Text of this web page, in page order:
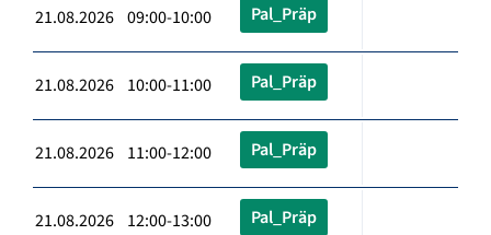
21.08.2026 09:00-10:00 Pal_Präp
21.08.2026 10:00-11:00 Pal_Präp
21.08.2026 11:00-12:00 Pal_Präp
21.08.2026 12:00-13:00 Pal_Präp